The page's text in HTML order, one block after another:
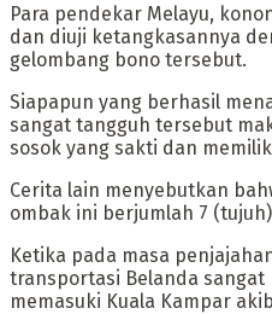
‎Para pendekar Melayu,
dan diuji ketangkasannya
gelombang bono tersebut.
Siapapun yang berhasil
sangat tangguh tersebut
sosok yang sakti dan
Cerita lain menyebutkan
ombak ini berjumlah 7
Ketika pada masa
transportasi Belanda
memasuki Kuala Kampar